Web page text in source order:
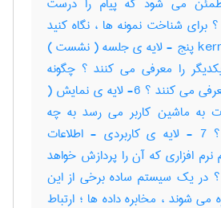
شناخت نمونه ها ، نگاه کنید
به kermit , XMODEM پنج - لایه ی جلسه ( نشست )
را معرفی می کنند ؟ چگونه
کاربران یکدیگر را معرفی می کنند ؟ 6- لایه ی نمایش (
به ماشین کاربر می رسد به چه
چیزی شبیه است ؟ 7 - لایه ی کاربردی - اطلاعات
افزاری که آن را پردازش خواهد
در یک سیستم ساده برخی از این
می شوند ، مخابره داده ها ؛ ارتباط